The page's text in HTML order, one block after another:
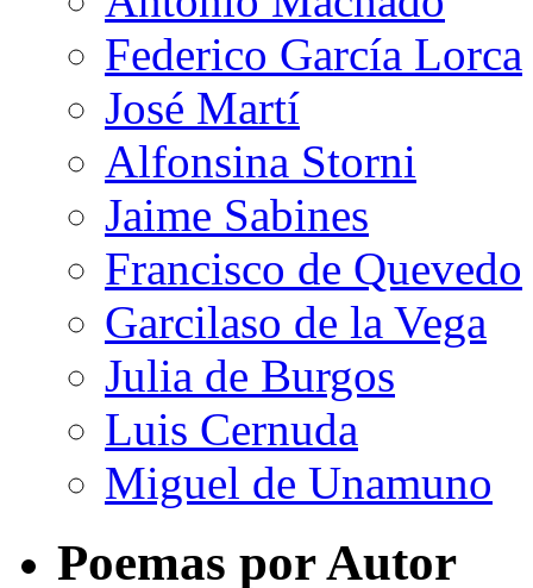
Federico García Lorca
José Martí
Alfonsina Storni
Jaime Sabines
Francisco de Quevedo
Garcilaso de la Vega
Julia de Burgos
Luis Cernuda
Miguel de Unamuno
Poemas por Autor